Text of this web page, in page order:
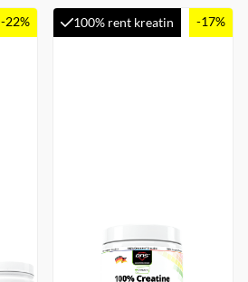
-22% 100% rent kreatin -17%